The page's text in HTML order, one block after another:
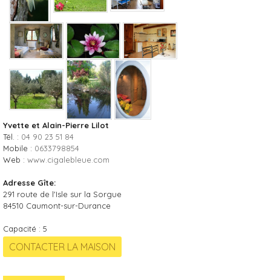
Yvette et Alain-Pierre Lilot
Tél. : 04 90 23 51 84
Mobile : 0633798854
Web : www.cigalebleue.com
Adresse Gîte:
291 route de l'Isle sur la Sorgue
84510 Caumont-sur-Durance
Capacité : 5